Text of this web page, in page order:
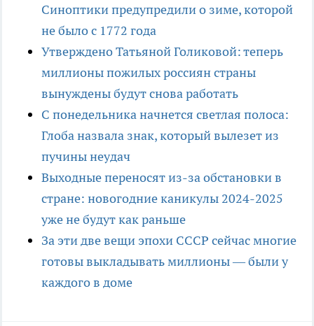
Синоптики предупредили о зиме, которой
не было с 1772 года
Утверждено Татьяной Голиковой: теперь
миллионы пожилых россиян страны
вынуждены будут снова работать
С понедельника начнется светлая полоса:
Глоба назвала знак, который вылезет из
пучины неудач
Выходные переносят из-за обстановки в
стране: новогодние каникулы 2024-2025
уже не будут как раньше
За эти две вещи эпохи СССР сейчас многие
готовы выкладывать миллионы — были у
каждого в доме